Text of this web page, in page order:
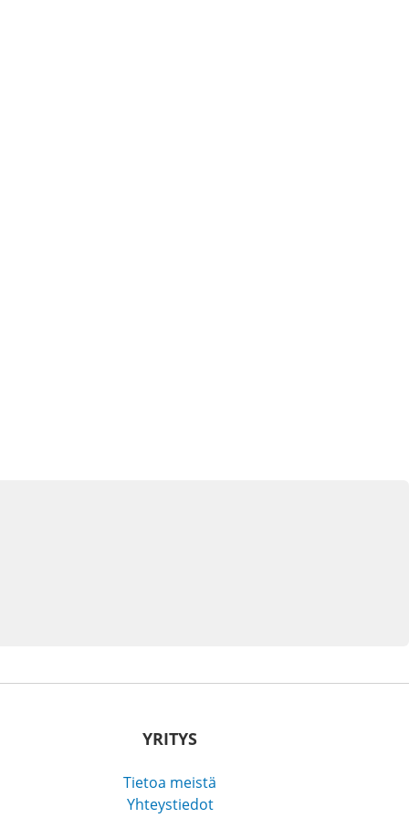
YRITYS
Tietoa meistä
Yhteystiedot